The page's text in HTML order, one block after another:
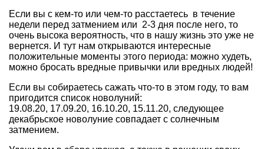
Если вы с кем-то или чем-то расстаетесь в течение
недели перед затмением или 2-3 дня после него, то
очень высока вероятность, что в нашу жизнь это уже не
вернется. И тут нам открываются интересные
положительные моменты этого периода: можно худеть,
можно бросать вредные привычки или вредных людей!
Если вы собираетесь сажать что-то в этом году, то вам
пригодится список новолуний:
19.08.20, 17.09.20, 16.10.20, 15.11.20, следующее
декабрьское новолуние совпадает с солнечным
затмением.